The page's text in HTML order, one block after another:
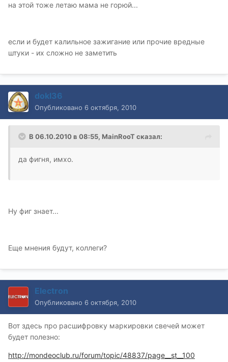
на этой тоже летаю мама не горюй...
если и будет калильное зажигание или прочие вредные
штуки - их сложно не заметить
dokl36
Опубликовано 6 октября, 2010
В 06.10.2010 в 08:55, MainRooT сказал:
да фигня, имхо.
Ну фиг знает...
Еще мнения будут, коллеги?
Electron
Опубликовано 6 октября, 2010
Вот здесь про расшифровку маркировки свечей может
будет полезно:
http://mondeoclub.ru/forum/topic/48837/page__st__100